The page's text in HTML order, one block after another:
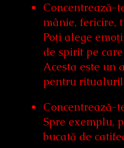
Concentrează-
mânie, fericire,
Poţi alege
de spirit pe
Acesta este un
pentru
Concentrează-
Spre exemplu,
bucată de